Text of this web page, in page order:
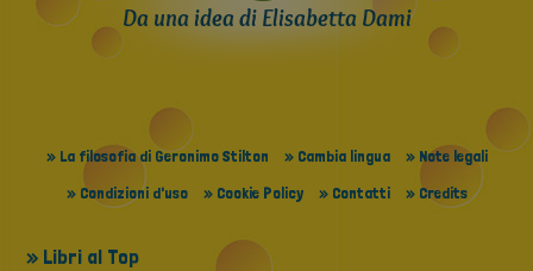
Da una idea di Elisabetta Dami
» La filosofia di Geronimo Stilton » Cambia lingua
» Note legali
» Condizioni d'uso
» Cookie Policy » Contatti » Credits
» Libri al Top